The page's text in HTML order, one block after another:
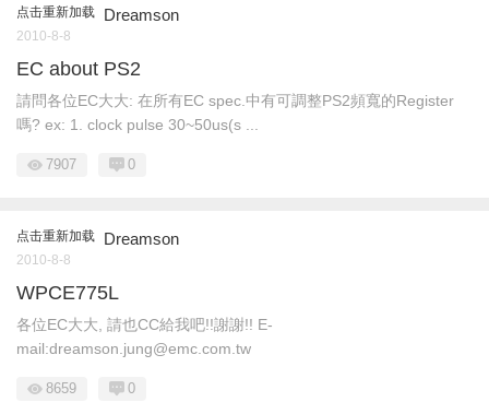
点击重新加载 Dreamson
2010-8-8
EC about PS2
請問各位EC大大: 在所有EC spec.中有可調整PS2頻寬的Register
嗎? ex: 1. clock pulse 30~50us(s ...
7907 0
点击重新加载 Dreamson
2010-8-8
WPCE775L
各位EC大大, 請也CC給我吧!!謝謝!! E-
mail:dreamson.jung@emc.com.tw
8659 0